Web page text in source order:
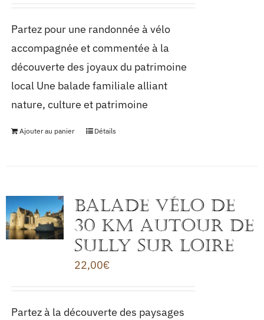
Partez pour une randonnée à vélo
accompagnée et commentée à la
découverte des joyaux du patrimoine
local Une balade familiale alliant
nature, culture et patrimoine
Ajouter au panier Détails
BALADE VÉLO de
30 km autour de
SULLY sur LOIRE
22,00€
Partez à la découverte des paysages